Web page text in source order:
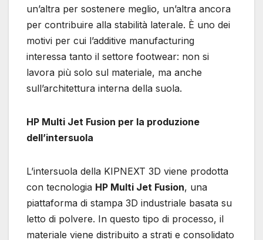
un’altra per sostenere meglio, un’altra ancora
per contribuire alla stabilità laterale. È uno dei
motivi per cui l’additive manufacturing
interessa tanto il settore footwear: non si
lavora più solo sul materiale, ma anche
sull’architettura interna della suola.
HP Multi Jet Fusion per la produzione
dell’intersuola
L’intersuola della KIPNEXT 3D viene prodotta
con tecnologia HP Multi Jet Fusion, una
piattaforma di stampa 3D industriale basata su
letto di polvere. In questo tipo di processo, il
materiale viene distribuito a strati e consolidato